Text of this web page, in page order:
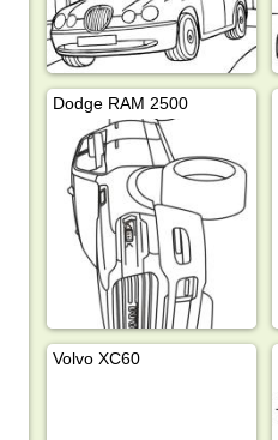
Dodge RAM 2500
Volvo XC60